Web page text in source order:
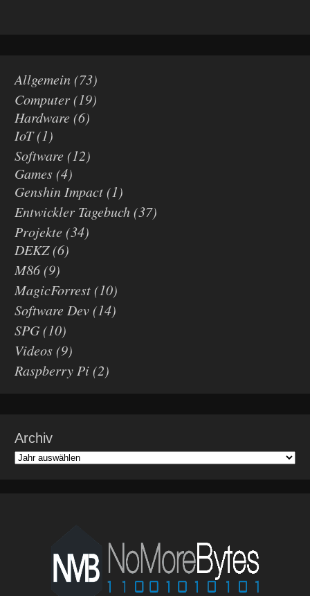
Allgemein(73)
Computer(19)
Hardware(6)
IoT(1)
Software(12)
Games(4)
Genshin Impact(1)
Entwickler Tagebuch(37)
Projekte(34)
DEKZ(6)
M86(9)
MagicForrest(10)
Software Dev(14)
SPG(10)
Videos(9)
Raspberry Pi(2)
Archiv